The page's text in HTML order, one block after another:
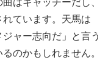
ています。天馬は
ャー志向だ」と言う
のかもしれません。